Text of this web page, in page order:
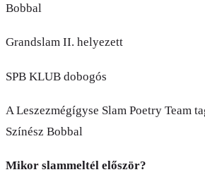
Bobbal
Grandslam II. helyezett
SPB KLUB dobogós
A Leszezmégígyse Slam Poetry Team
Színész Bobbal
Mikor slammeltél először?